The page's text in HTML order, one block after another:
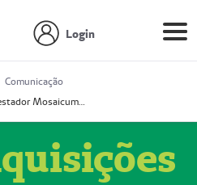
Login
Comunicação
Prestador Mosaicum Espaço Clínico Eireli (51004355-5)